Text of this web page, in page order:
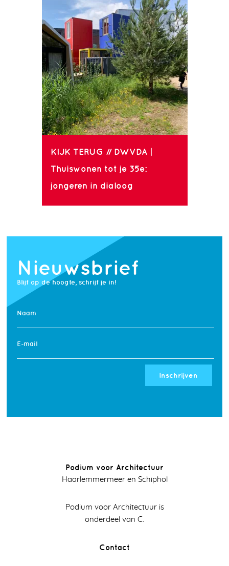
KIJK TERUG // DWVDA |
Thuiswonen tot je 35e:
jongeren in dialoog
Nieuwsbrief
Blijf op de hoogte, schrijf je in!
Naam
E-mail
Inschrijven
Podium voor Architectuur
Haarlemmermeer en Schiphol
Podium voor Architectuur is
onderdeel van C.
Contact